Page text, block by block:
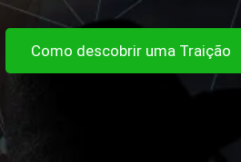
Como descobrir uma Traição